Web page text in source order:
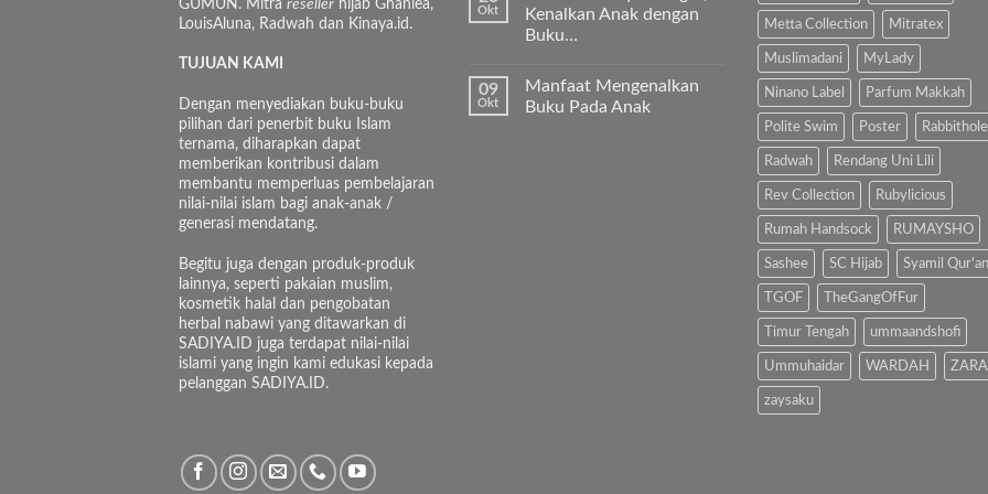
GUMUN. Mitra reseller hijab Ghaniea,
LouisAluna, Radwah dan Kinaya.id.
TUJUAN KAMI
Dengan menyediakan buku-buku
pilihan dari penerbit buku Islam
ternama, diharapkan dapat
memberikan kontribusi dalam
membantu memperluas pembelajaran
nilai-nilai islam bagi anak-anak /
generasi mendatang.
Begitu juga dengan produk-produk
lainnya, seperti pakaian muslim,
kosmetik halal dan pengobatan
herbal nabawi yang ditawarkan di
SADIYA.ID juga terdapat nilai-nilai
islami yang ingin kami edukasi kepada
pelanggan SADIYA.ID.
anak
kita
Al-
pada
“Kenapa
Ibu
Okt
Kenalkan Anak dengan
Buku…
komentar
pada
Hindari
09
Okt
Manfaat Mengenalkan
Buku Pada Anak
Metta Collection Mitratex
Muslimadani MyLady
Ninano Label Parfum Makkah
Polite Swim Poster Rabbithole
Radwah Rendang Uni Lili
Rev Collection Rubylicious
Rumah Handsock RUMAYSHO
Sashee SC Hijab Syamil Qur'an
TGOF TheGangOfFur
Timur Tengah ummaandshofi
Ummuhaidar WARDAH ZARA
zaysaku